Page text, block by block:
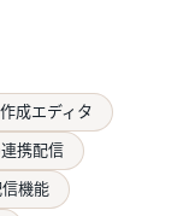
成エディタ
携配信
機能